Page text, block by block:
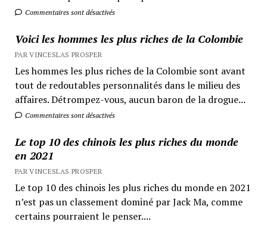
Commentaires sont désactivés
Voici les hommes les plus riches de la Colombie
PAR VINCESLAS PROSPER
Les hommes les plus riches de la Colombie sont avant
tout de redoutables personnalités dans le milieu des
affaires. Détrompez-vous, aucun baron de la drogue...
Commentaires sont désactivés
Le top 10 des chinois les plus riches du monde
en 2021
PAR VINCESLAS PROSPER
Le top 10 des chinois les plus riches du monde en 2021
n’est pas un classement dominé par Jack Ma, comme
certains pourraient le penser....